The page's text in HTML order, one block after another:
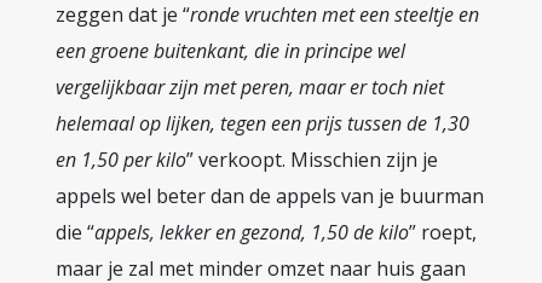
zeggen dat je “ronde vruchten met een steeltje en
een groene buitenkant, die in principe wel
vergelijkbaar zijn met peren, maar er toch niet
helemaal op lijken, tegen een prijs tussen de 1,30
en 1,50 per kilo” verkoopt. Misschien zijn je
appels wel beter dan de appels van je buurman
die “appels, lekker en gezond, 1,50 de kilo” roept,
maar je zal met minder omzet naar huis gaan